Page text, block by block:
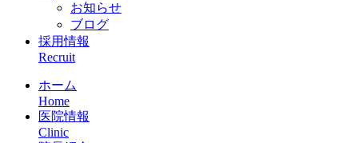
お知らせ
ブログ
採用情報
Recruit
ホーム
Home
医院情報
Clinic